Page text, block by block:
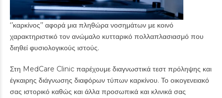
‘’καρκίνος’’ αφορά μια πληθώρα νοσημάτων με κοινό
χαρακτηριστικό τον ανώμαλο κυτταρικό πολλαπλασιασμό που
διηθεί φυσιολογικούς ιστούς.
Στη MedCare Clinic παρέχουμε διαγνωστικά τεστ πρόληψης και
έγκαιρης διάγνωσης διαφόρων τύπων καρκίνου. Το οικογενειακό
σας ιστορικό καθώς και άλλα προσωπικά και κλινικά σας